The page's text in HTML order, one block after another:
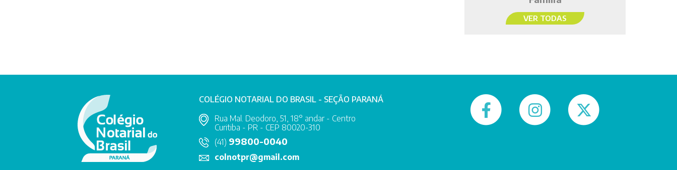
VER TODAS
COLÉGIO NOTARIAL DO BRASIL - SEÇÃO PARANÁ
Rua Mal. Deodoro, 51, 18° andar - Centro
Curitiba - PR - CEP 80020-310
(41) 99800-0040
colnotpr@gmail.com